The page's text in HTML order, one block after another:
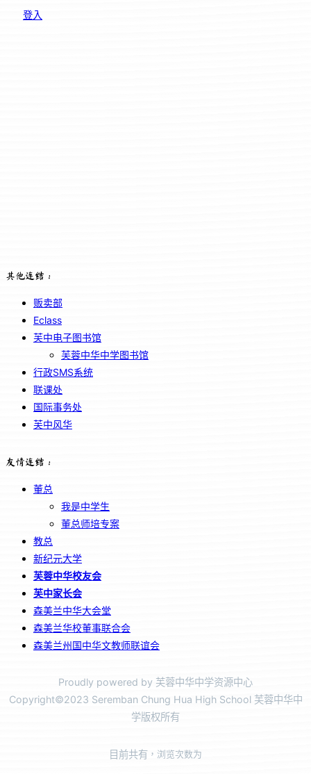
登入
其他连结：
贩卖部
Eclass
芙中电子图书馆
芙蓉中华中学图书馆
行政SMS系统
联课处
国际事务处
芙中风华
友情连结：
董总
我是中学生
董总师培专案
教总
新纪元大学
芙蓉中华校友会
芙中家长会
森美兰中华大会堂
森美兰华校董事联合会
森美兰州国中华文教师联谊会
Proudly powered by 芙蓉中华中学资源中心
Copyright©2023 Seremban Chung Hua High School 芙蓉中华中
学版权所有
目前共有 ，浏览次数为